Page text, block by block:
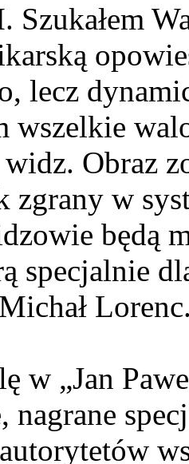
Szukałem
lecz
wszelkie
widz. Obraz
zgrany w
będą
specjalnie
w „Jan
nagrane